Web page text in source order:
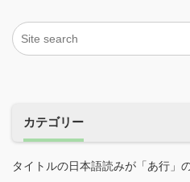
カテゴリー
タイトルの日本語読みが「あ行」